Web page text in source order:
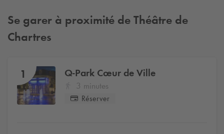
Plus d'informationsici
Se garer à proximité de Théâtre de
Chartres
1 Q-Park Cœur de Ville
3 minutes
Réserver